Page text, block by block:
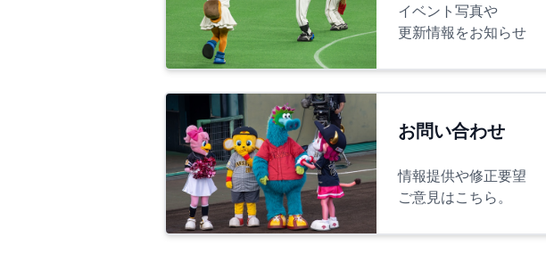
イベント写真や
更新情報をお知らせ
お問い合わせ
情報提供や修正要望
ご意見はこちら。